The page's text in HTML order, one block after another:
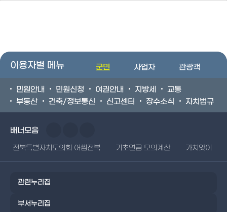
이용자별 메뉴 군민 사업자 관광객
민원안내 민원신청 여권안내 지방세
교통
부동산
건축/정보통신 신고센터 장수소식 자치법규
배너모음
전북특별자치도의회 어썸전북 기초연금 모의계산 가치앗이
관련누리집
부서누리집